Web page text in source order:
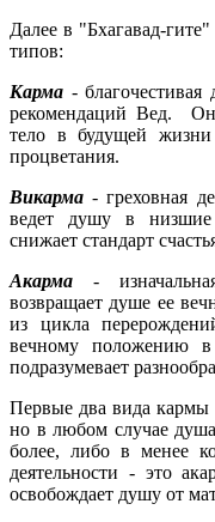
Далее в "Бхагавад-
типов:
Карма - благочестивая
рекомендаций Вед.
тело в будущей
процветания.
Викарма - греховная
ведет душу в
снижает стандарт
Акарма -
возвращает душе ее
из цикла
вечному положению в
подразумевает
Первые два вида кармы
но в любом случае
более, либо в менее
деятельности - это
освобождает душу от